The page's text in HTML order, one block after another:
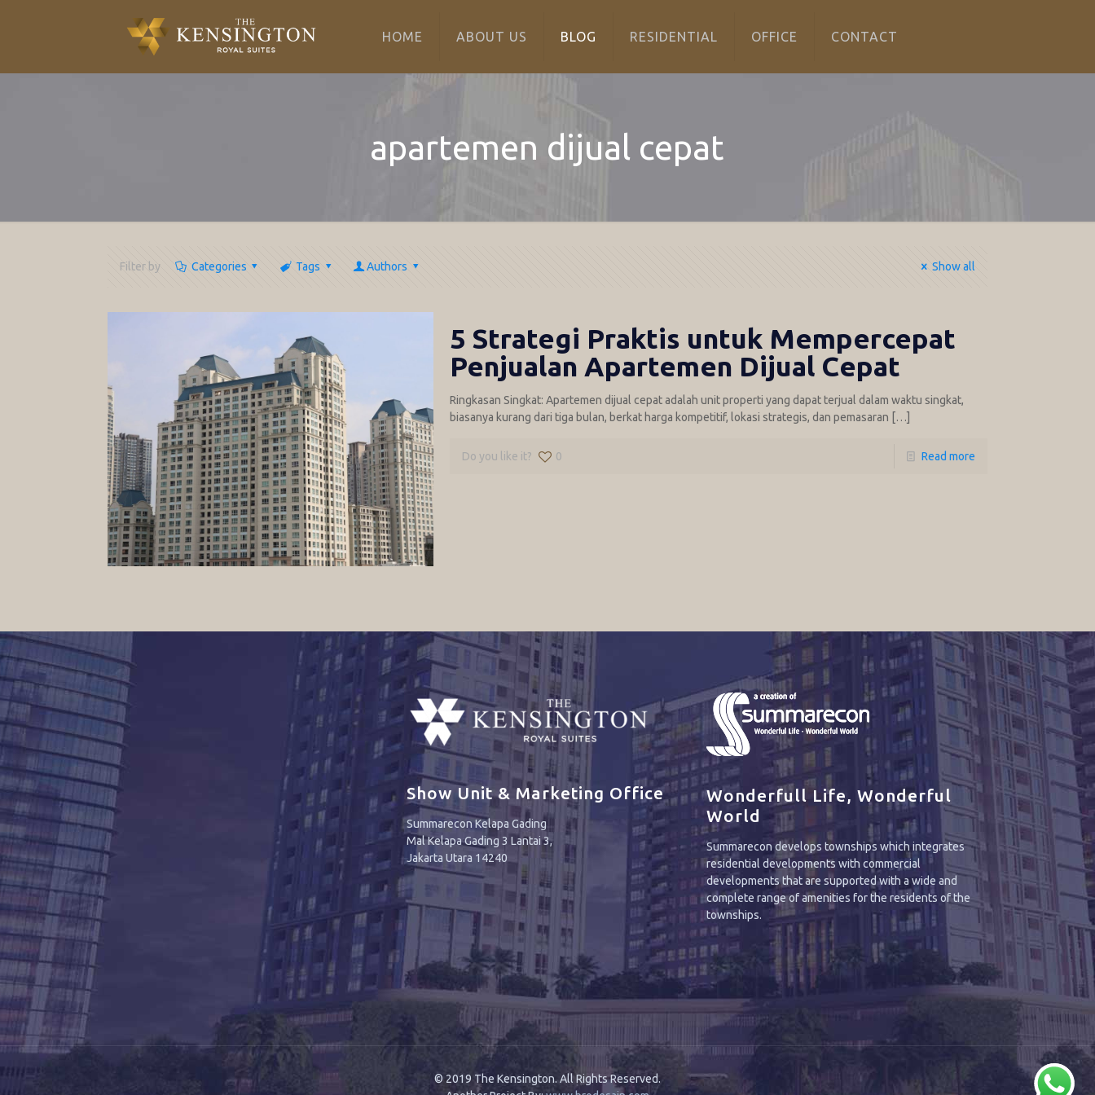
HOME ABOUT US BLOG RESIDENTIAL OFFICE CONTACT
apartemen dijual cepat
Filter by Categories Tags Authors Show all
5 Strategi Praktis untuk Mempercepat
Penjualan Apartemen Dijual Cepat
Ringkasan Singkat: Apartemen dijual cepat adalah unit properti yang dapat terjual dalam waktu singkat,
biasanya kurang dari tiga bulan, berkat harga kompetitif, lokasi strategis, dan pemasaran […]
Do you like it? 0 Read more
Show Unit & Marketing Office
Summarecon Kelapa Gading
Mal Kelapa Gading 3 Lantai 3,
Jakarta Utara 14240
Wonderfull Life, Wonderful
World
Summarecon develops townships which integrates
residential developments with commercial
developments that are supported with a wide and
complete range of amenities for the residents of the
townships.
© 2019 The Kensington. All Rights Reserved.